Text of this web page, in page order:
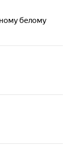
белому
местом